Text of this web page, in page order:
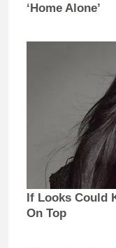
‘Home Alone’
If Looks Could
On Top